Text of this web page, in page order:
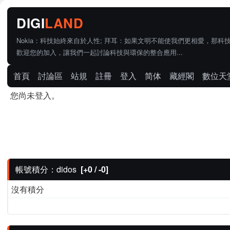
Nokia：科技始終來自於人性; 拜耳：如果文明不能使我們更相愛，那科
歡迎您的加入，讓我們一起討論科技與環保的整合應用...
首頁 討論區 站規 註冊 登入 简体 藏經閣
數位天
您尚未登入。
帳號積分：didos [+0 / -0]
沒有積分